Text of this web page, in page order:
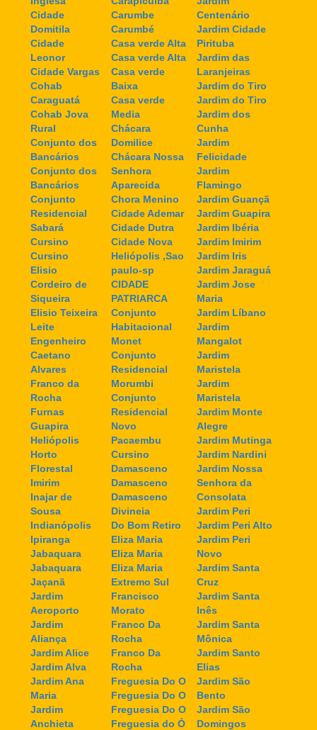
Cidade
Domitila
Cidade
Leonor
Cidade Vargas
Cohab
Caraguatá
Cohab Jova
Rural
Conjunto dos
Bancários
Conjunto dos
Bancários
Conjunto
Residencial
Sabará
Cursino
Cursino
Elisio
Cordeiro de
Siqueira
Elisio Teixeira
Leite
Engenheiro
Caetano
Alvares
Franco da
Rocha
Furnas
Guapira
Heliópolis
Horto
Florestal
Imirim
Inajar de
Sousa
Indianópolis
Ipiranga
Jabaquara
Jabaquara
Jaçanã
Jardim
Aeroporto
Jardim
Aliança
Jardim Alice
Jardim Alva
Jardim Ana
Maria
Jardim
Anchieta
Carumbe
Carumbé
Casa verde Alta
Casa verde Alta
Casa verde
Baixa
Casa verde
Media
Chácara
Domilice
Chácara Nossa
Senhora
Aparecida
Chora Menino
Cidade Ademar
Cidade Dutra
Cidade Nova
Heliópolis ,Sao
paulo-sp
CIDADE
PATRIARCA
Conjunto
Habitacional
Monet
Conjunto
Residencial
Morumbi
Conjunto
Residencial
Novo
Pacaembu
Cursino
Damasceno
Damasceno
Damasceno
Divineia
Do Bom Retiro
Eliza Maria
Eliza Maria
Eliza Maria
Extremo Sul
Francisco
Morato
Franco Da
Rocha
Franco Da
Rocha
Freguesia Do O
Freguesia Do O
Freguesia Do O
Freguesia do Ó
Centenário
Jardim Cidade
Pirituba
Jardim das
Laranjeiras
Jardim do Tiro
Jardim do Tiro
Jardim dos
Cunha
Jardim
Felicidade
Jardim
Flamingo
Jardim Guançã
Jardim Guapira
Jardim Ibéria
Jardim Imirim
Jardim Iris
Jardim Jaraguá
Jardim Jose
Maria
Jardim Líbano
Jardim
Mangalot
Jardim
Maristela
Jardim
Maristela
Jardim Monte
Alegre
Jardim Mutinga
Jardim Nardini
Jardim Nossa
Senhora da
Consolata
Jardim Peri
Jardim Peri Alto
Jardim Peri
Novo
Jardim Santa
Cruz
Jardim Santa
Inês
Jardim Santa
Mônica
Jardim Santo
Elias
Jardim São
Bento
Jardim São
Domingos